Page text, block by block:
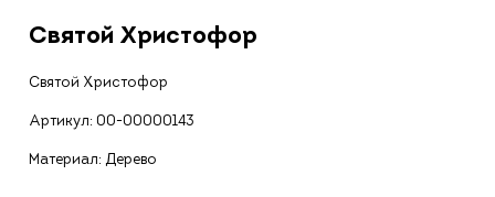
Святой Христофор
Святой Христофор
Артикул: 00-00000143
Материал: Дерево